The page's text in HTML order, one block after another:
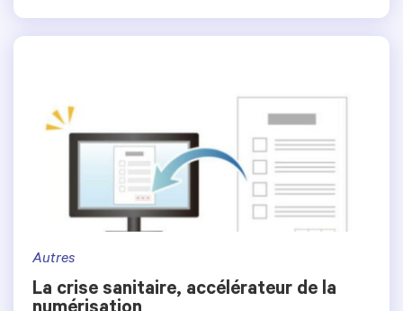
Autres
La crise sanitaire, accélérateur de la